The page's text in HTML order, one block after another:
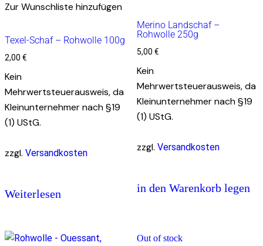
Zur Wunschliste hinzufügen
Texel-Schaf – Rohwolle 100g
2,00 €
Kein
Mehrwertsteuerausweis, da
Kleinunternehmer nach §19
(1) UStG.
zzgl. Versandkosten
Weiterlesen
Merino Landschaf –
Rohwolle 250g
5,00 €
Kein
Mehrwertsteuerausweis, da
Kleinunternehmer nach §19
(1) UStG.
zzgl. Versandkosten
in den Warenkorb legen
Out of stock